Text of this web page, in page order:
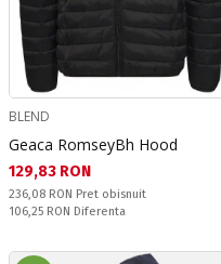
BLEND
Geaca RomseyBh Hood
Текуща цена:
129,83 RON
Pret obisnuit:
236,08 RON Pret obisnuit
Спестявате:
106,25 RON Diferenta